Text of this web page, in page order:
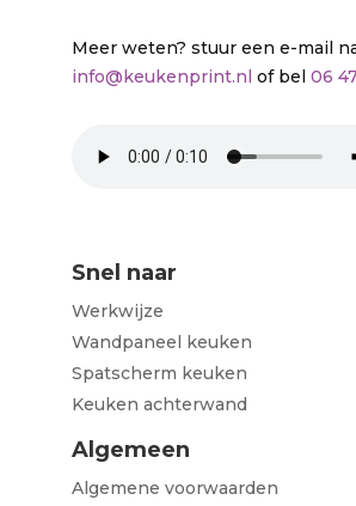
Meer weten? stuur een e-mail
info@keukenprint.nl of bel 06
Snel naar
Werkwijze
Wandpaneel keuken
Spatscherm keuken
Keuken achterwand
Algemeen
Algemene voorwaarden